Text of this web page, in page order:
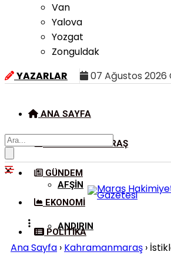
Van
Yalova
Yozgat
Zonguldak
YAZARLAR
07 Ağustos 2026
ANA SAYFA
KAHRAMANMARAŞ
AFŞIN
ANDIRIN
GÜNDEM
EKONOMI
POLITIKA
Ana Sayfa › Kahramanmaraş ›